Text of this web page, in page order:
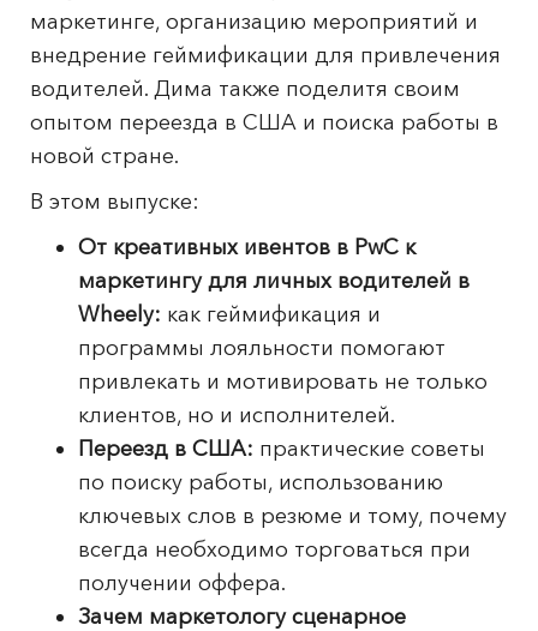
маркетинге, организацию мероприятий и
внедрение геймификации для привлечения
водителей. Дима также поделитя своим
опытом переезда в США и поиска работы в
новой стране.
В этом выпуске:
От креативных ивентов в PwC к
маркетингу для личных водителей в
Wheely: как геймификация и
программы лояльности помогают
привлекать и мотивировать не только
клиентов, но и исполнителей.
Переезд в США: практические советы
по поиску работы, использованию
ключевых слов в резюме и тому, почему
всегда необходимо торговаться при
получении оффера.
Зачем маркетологу сценарное